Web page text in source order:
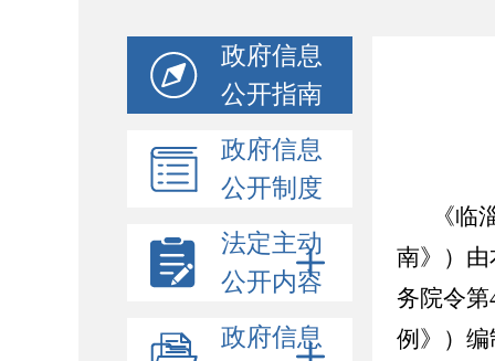
政府信息
公开指南
政府信息
公开制度
法定主动
公开内容
政府信息
《
南》）
务院令
例》）